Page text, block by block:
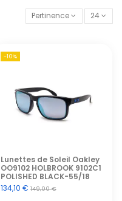
Pertinence 24
-10%
Lunettes de Soleil Oakley
OO9102 HOLBROOK 9102C1
POLISHED BLACK-55/18
134,10 €149,00 €